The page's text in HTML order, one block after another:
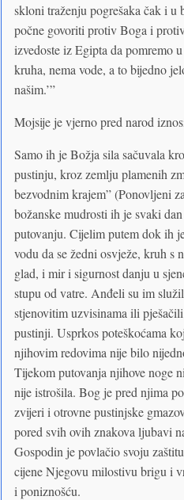
skloni traženju pogrešaka čak i u
počne govoriti protiv Boga i
izvedoste iz Egipta da pomremo
kruha, nema vode, a to bijedno
našim.’”
Mojsije je vjerno pred narod
Samo ih je Božja sila sačuvala
pustinju, kroz zemlju plamenih
bezvodnim krajem” (Ponovljeni
božanske mudrosti ih je svaki
putovanju. Cijelim putem dok ih
vodu da se žedni osvježe, kruh s
glad, i mir i sigurnost danju u
stupu od vatre. Anđeli su im
stjenovitim uzvisinama ili
pustinji. Usprkos poteškoćama
njihovim redovima nije bilo
Tijekom putovanja njihove noge
nije istrošila. Bog je pred njima
zvijeri i otrovne pustinjske
pored svih ovih znakova ljubavi
Gospodin je povlačio svoju
cijene Njegovu milostivu brigu i
i poniznošću.